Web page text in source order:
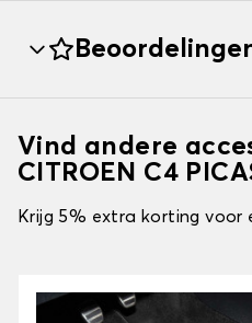
Vind andere
CITROEN C4
Krijg 5% extra korting voor